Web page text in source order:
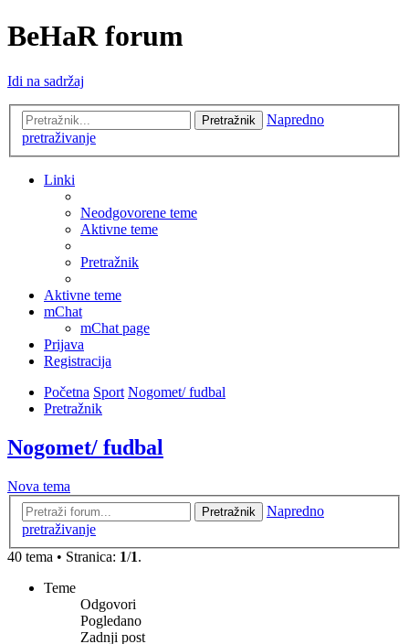
BeHaR forum
Idi na sadržaj
Pretražnik
Napredno
pretraživanje
Linki
Neodgovorene teme
Aktivne teme
Pretražnik
Aktivne teme
mChat
mChat page
Prijava
Registracija
Početna Sport Nogomet/ fudbal
Pretražnik
Nogomet/ fudbal
Nova tema
Pretražnik
Napredno
pretraživanje
40 tema • Stranica: 1/1.
Teme
Odgovori
Pogledano
Zadnji post